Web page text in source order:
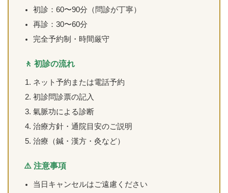
初診：60〜90分（問診が丁寧）
再診：30〜60分
完全予約制・時間厳守
🚶 初診の流れ
ネット予約または電話予約
初診問診票の記入
氣脈功による診断
治療方針・通院目安のご説明
治療（鍼・漢方・灸など）
⚠️ 注意事項
当日キャンセルはご遠慮ください